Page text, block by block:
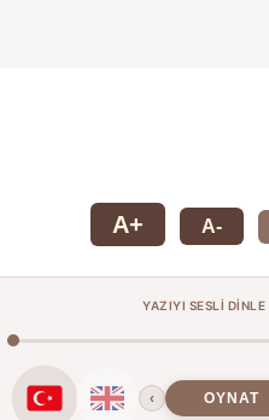
A+ A-
YAZIYI SESLİ DİNLE
‹ OYNAT